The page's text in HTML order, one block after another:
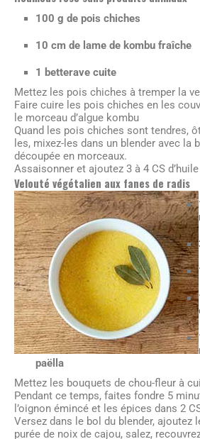
100 g de pois chiches
10 cm de lame de kombu fraîche
1 betterave cuite
Mettez les pois chiches à tremper la
Faire cuire les pois chiches en les
le morceau d’algue kombu
Quand les pois chiches sont tendres,
les, mixez-les dans un blender avec la
découpée en morceaux.
Assaisonner et ajoutez 3 à 4 CS d’huile
Velouté végétalien aux fanes de radis
paëlla
Mettez les bouquets de chou-fleur à
Pendant ce temps, faites fondre 5
l’oignon émincé et les épices dans 2
Versez dans le bol du blender, ajoutez
purée de noix de cajou, salez,